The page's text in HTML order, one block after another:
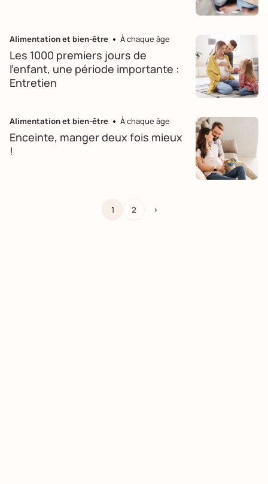
Alimentation et bien-être À chaque âge
Les 1000 premiers jours de
l'enfant, une période importante :
Entretien
Alimentation et bien-être À chaque âge
Enceinte, manger deux fois mieux
!
1 2 >